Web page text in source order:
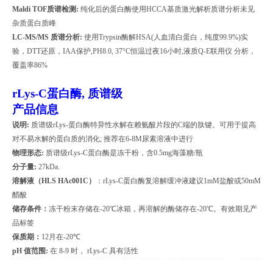
Maldi TOF质谱检测 : 纯化后的蛋白酶使用HCCA基质激光解析质谱分析未见
杂质蛋白质峰
LC-MS/MS 质谱分析: 使用Trypsin酶解HSA( 人血清白蛋白，纯度99.9%)实
验， DTT还原， IAA保护 ,PH8.0, 37°C恒温过夜16小时 液质Q-E联用仪 分析，
覆盖率86%
rLys-C蛋白酶, 质谱级
产品信息
说明 : 质谱级rLys-蛋白酶特异性水解在赖氨酸片段的C端的肽键。可用于提高
对不易水解的蛋白质的消化; 推荐在6-8M 尿素溶液中进行
物理形态: 质谱级rLys-C蛋白酶是冻干粉，含0.5mg海藻糖/瓶
分子量: 27kDa.
溶解液（HLS HAc001C ） ： rLys-C蛋白酶复溶解缓冲液建议1mM盐酸或50mM
醋酸
储存条件： 冻干粉末存储在-20℃冰箱，再溶解的酶储存在-20℃。有效期见产
品标签
保质期： 12月在-20℃
pH 值范围: 在 8-9 时， rLys-C 具有活性